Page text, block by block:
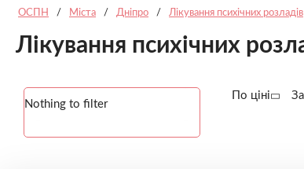
ОСПН / Міста / Дніпро / Лікування психічних розладів
Лікування психічних
Nothing to filter
По ціні